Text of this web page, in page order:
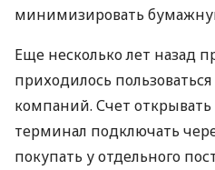
минимизировать
Еще несколько лет назад
приходилось
компаний. Счет открывать
терминал подключать
покупать у отдельного